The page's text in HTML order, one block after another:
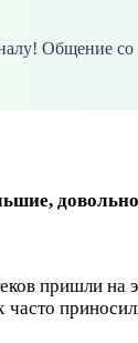
Общение
пришли на
часто